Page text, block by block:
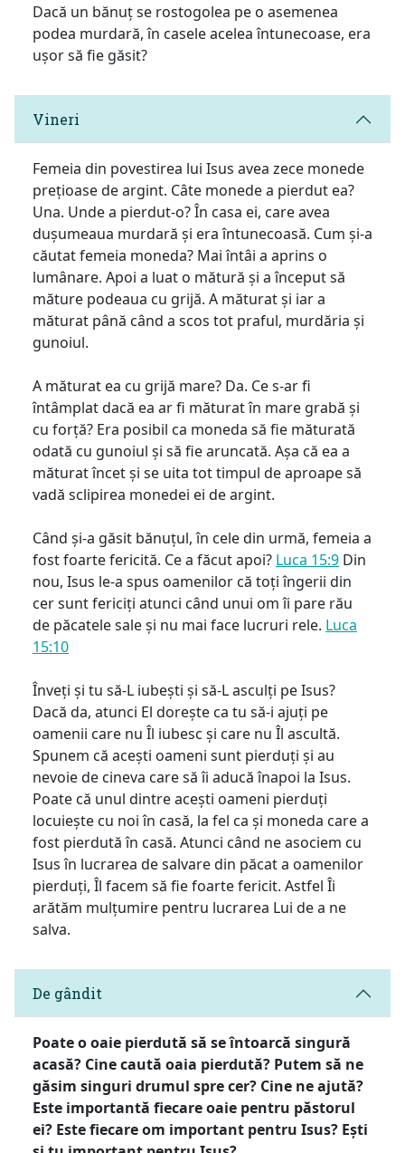
Dacă un bănuț se rostogolea pe o asemenea
podea murdară, în casele acelea întunecoase, era
ușor să fie găsit?
Vineri
Femeia din povestirea lui Isus avea zece monede
prețioase de argint. Câte monede a pierdut ea?
Una. Unde a pierdut-o? În casa ei, care avea
dușumeaua murdară și era întunecoasă. Cum și-a
căutat femeia moneda? Mai întâi a aprins o
lumânare. Apoi a luat o mătură și a început să
măture podeaua cu grijă. A măturat și iar a
măturat până când a scos tot praful, murdăria și
gunoiul.
A măturat ea cu grijă mare? Da. Ce s-ar fi
întâmplat dacă ea ar fi măturat în mare grabă și
cu forță? Era posibil ca moneda să fie măturată
odată cu gunoiul și să fie aruncată. Așa că ea a
măturat încet și se uita tot timpul de aproape să
vadă sclipirea monedei ei de argint.
Când și-a găsit bănuțul, în cele din urmă, femeia a
fost foarte fericită. Ce a făcut apoi? Luca 15:9 Din
nou, Isus le-a spus oamenilor că toți îngerii din
cer sunt fericiți atunci când unui om îi pare rău
de păcatele sale și nu mai face lucruri rele. Luca
15:10
Înveți și tu să-L iubești și să-L asculți pe Isus?
Dacă da, atunci El dorește ca tu să-i ajuți pe
oamenii care nu Îl iubesc și care nu Îl ascultă.
Spunem că acești oameni sunt pierduți și au
nevoie de cineva care să îi aducă înapoi la Isus.
Poate că unul dintre acești oameni pierduți
locuiește cu noi în casă, la fel ca și moneda care a
fost pierdută în casă. Atunci când ne asociem cu
Isus în lucrarea de salvare din păcat a oamenilor
pierduți, Îl facem să fie foarte fericit. Astfel Îi
arătăm mulțumire pentru lucrarea Lui de a ne
salva.
De gândit
Poate o oaie pierdută să se întoarcă singură
acasă? Cine caută oaia pierdută? Putem să ne
găsim singuri drumul spre cer? Cine ne ajută?
Este importantă fiecare oaie pentru păstorul
ei? Este fiecare om important pentru Isus? Ești